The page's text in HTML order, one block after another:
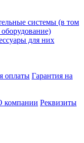
системы (в том
для них
оплаты Гарантия на
компании Реквизиты